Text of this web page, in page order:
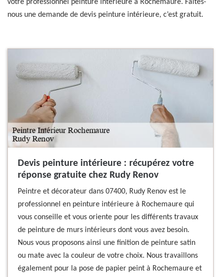
votre professionnel peinture intérieure à Rochemaure. Faites-
nous une demande de devis peinture intérieure, c’est gratuit.
Devis peinture intérieure : récupérez votre
réponse gratuite chez Rudy Renov
Peintre et décorateur dans 07400, Rudy Renov est le
professionnel en peinture intérieure à Rochemaure qui
vous conseille et vous oriente pour les différents travaux
de peinture de murs intérieurs dont vous avez besoin.
Nous vous proposons ainsi une finition de peinture satin
ou mate avec la couleur de votre choix. Nous travaillons
également pour la pose de papier peint à Rochemaure et